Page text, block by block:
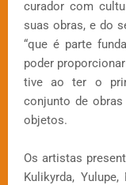
curador com
suas obras, e do
“que é parte
poder
tive ao ter o
conjunto de
objetos.
Os artistas
Kulikyrda,